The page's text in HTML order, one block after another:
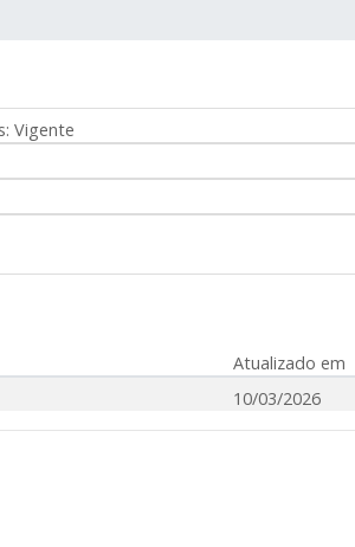
Vigente
Atualizado em
10/03/2026